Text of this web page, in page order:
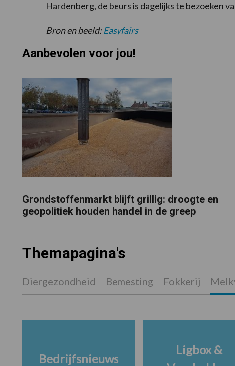
Hardenberg, de beurs is dagelijks te bezoeken
Bron en beeld:Easyfairs
Aanbevolen voor jou!
Grondstoffenmarkt blijft grillig: droogte en
geopolitiek houden handel in de greep
Themapagina's
Diergezondheid Bemesting Fokkerij
Bedrijfsnieuws
Ligbox &